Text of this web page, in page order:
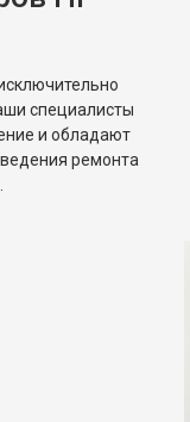
специалисты
и обладают
ремонта